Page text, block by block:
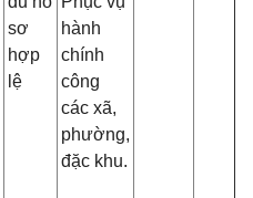
sơ
hợp
lệ
hành
chính
công
các xã,
phường,
đặc khu.